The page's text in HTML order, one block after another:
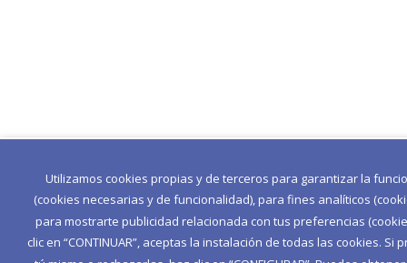
Utilizamos cookies propias y de terceros para garantizar la
(cookies necesarias y de funcionalidad), para fines analíticos
para mostrarte publicidad relacionada con tus preferencias
clic en “CONTINUAR”, aceptas la instalación de todas las cookies.